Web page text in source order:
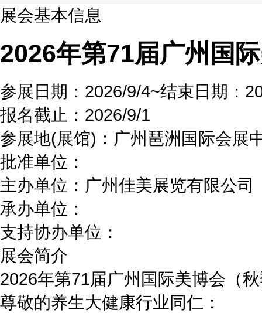
展会基本信息
2026年第71届广州国
参展日期： 2026/9/4~结束日期：
报名截止： 2026/9/1
参展地(展馆)： 广州琶洲国际会展
批准单位：
主办单位： 广州佳美展览有限公司
承办单位：
支持协办单位：
展会简介
2026年第71届广州国际美博会（
尊敬的养生大健康行业同仁：